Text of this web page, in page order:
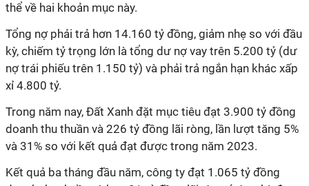
thể về hai khoản mục này.
Tổng nợ phải trả hơn 14.160 tỷ đồng, giảm nhẹ so với đầu
kỳ, chiếm tỷ trọng lớn là tổng dư nợ vay trên 5.200 tỷ (dư
nợ trái phiếu trên 1.150 tỷ) và phải trả ngắn hạn khác xấp
xỉ 4.800 tỷ.
Trong năm nay, Đất Xanh đặt mục tiêu đạt 3.900 tỷ đồng
doanh thu thuần và 226 tỷ đồng lãi ròng, lần lượt tăng 5%
và 31% so với kết quả đạt được trong năm 2023.
Kết quả ba tháng đầu năm, công ty đạt 1.065 tỷ đồng